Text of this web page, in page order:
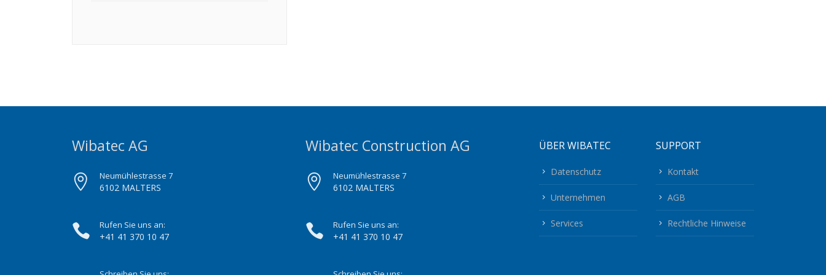
Wibatec AG
Neumühlestrasse 7
6102 MALTERS
Rufen Sie uns an:
+41 41 370 10 47
Wibatec Construction AG
Neumühlestrasse 7
6102 MALTERS
Rufen Sie uns an:
+41 41 370 10 47
ÜBER WIBATEC
Datenschutz
Unternehmen
Services
SUPPORT
Kontakt
AGB
Rechtliche Hinweise